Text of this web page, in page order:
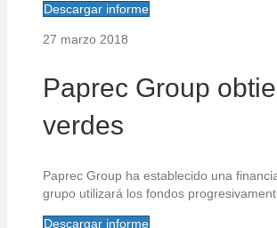
Descargar informe
27 marzo 2018
Paprec Group
verdes
Paprec Group ha establecido una
grupo utilizará los fondos
Descargar informe